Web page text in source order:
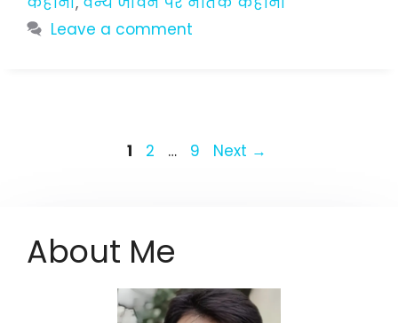
Leave a comment
Page
1 Page
2 … Page
9 Next →
About Me